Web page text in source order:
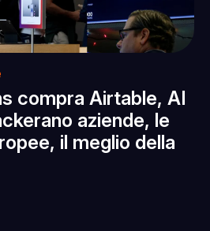
compra Airtable, AI
aziende, le
il meglio della